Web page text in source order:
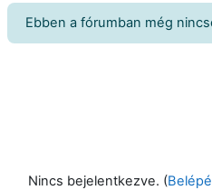
Ebben a fórumban még
Nincs bejelentkezve. (